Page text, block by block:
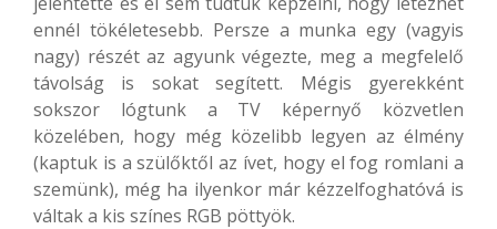
ennél tökéletesebb. Persze a munka egy (vagyis
nagy) részét az agyunk végezte, meg a megfelelő
távolság is sokat segített. Mégis gyerekként
sokszor lógtunk a TV képernyő közvetlen
közelében, hogy még közelibb legyen az élmény
(kaptuk is a szülőktől az ívet, hogy el fog romlani a
szemünk), még ha ilyenkor már kézzelfoghatóvá is
váltak a kis színes RGB pöttyök.